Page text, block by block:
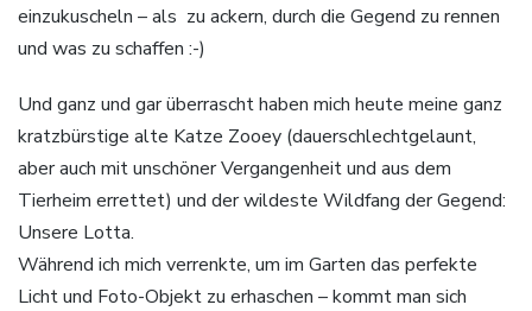
einzukuscheln – als zu ackern, durch die Gegend zu rennen
und was zu schaffen :-)
Und ganz und gar überrascht haben mich heute meine ganz
kratzbürstige alte Katze Zooey (dauerschlechtgelaunt,
aber auch mit unschöner Vergangenheit und aus dem
Tierheim errettet) und der wildeste Wildfang der Gegend:
Unsere Lotta.
Während ich mich verrenkte, um im Garten das perfekte
Licht und Foto-Objekt zu erhaschen – kommt man sich